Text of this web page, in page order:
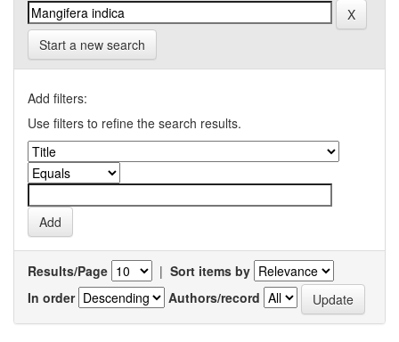
Start a new search
Add filters:
Use filters to refine the search results.
Results/Page | Sort items by
In order
Authors/record